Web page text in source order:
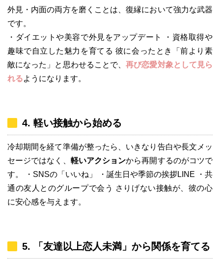
外見・内面の両方を磨くことは、復縁において強力な武器
です。
・ダイエットや美容で外見をアップデート ・資格取得や
趣味で自立した魅力を育てる 彼に会ったとき「前より素
敵になった」と思わせることで、再び恋愛対象として見ら
れるようになります。
4. 軽い接触から始める
冷却期間を経て準備が整ったら、いきなり告白や長文メッ
セージではなく、 軽いアクションから再開するのがコツで
す。 ・SNSの「いいね」 ・誕生日や季節の挨拶LINE ・共
通の友人とのグループで会う さりげない接触が、彼の心
に安心感を与えます。
5. 「友達以上恋人未満」から関係を育てる